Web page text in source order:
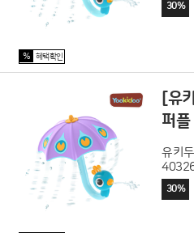
30%
% 혜택확인
[유
퍼
유키
30%